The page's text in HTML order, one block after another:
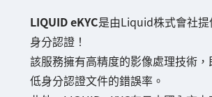
LIQUID eKYC是由Liquid株式會社
身分認證！
該服務擁有高精度的影像處理技術
低身分認證文件的錯誤率。